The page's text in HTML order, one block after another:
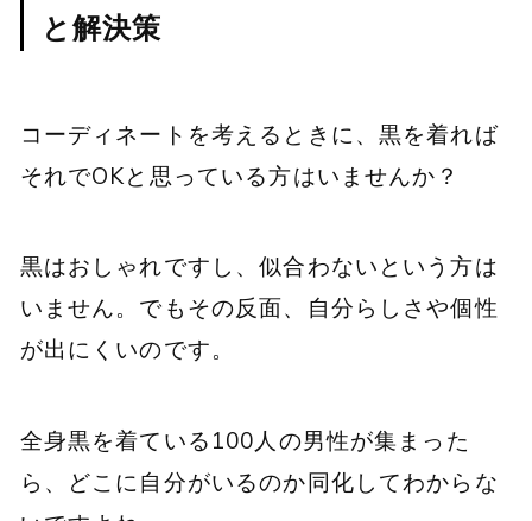
と解決策
コーディネートを考えるときに、黒を着れば
それでOKと思っている方はいませんか？
黒はおしゃれですし、似合わないという方は
いません。でもその反面、自分らしさや個性
が出にくいのです。
全身黒を着ている100人の男性が集まった
ら、どこに自分がいるのか同化してわからな